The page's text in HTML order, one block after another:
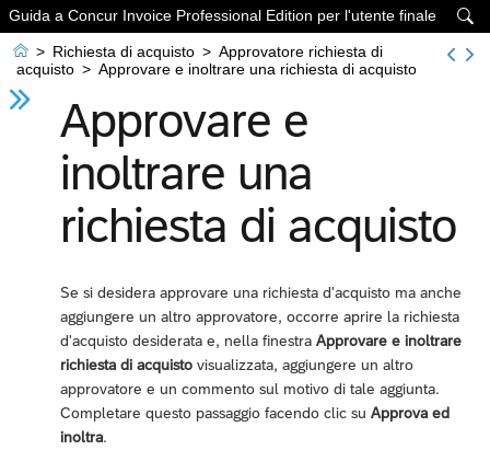

Guida a Concur Invoice Professional Edition per l'utente finale
 > Richiesta di acquisto > Approvatore richiesta di
acquisto > Approvare e inoltrare una richiesta di acquisto
Approvare e
inoltrare una
richiesta di acquisto
Se si desidera approvare una richiesta d'acquisto ma anche
aggiungere un altro approvatore, occorre aprire la richiesta
d'acquisto desiderata e, nella finestra Approvare e inoltrare
richiesta di acquisto visualizzata, aggiungere un altro
approvatore e un commento sul motivo di tale aggiunta.
Completare questo passaggio facendo clic su Approva ed
inoltra.